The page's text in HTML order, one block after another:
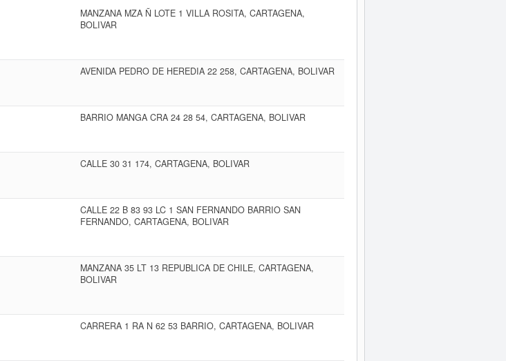
MANZANA MZA Ñ LOTE 1 VILLA ROSITA, CARTAGENA,
BOLIVAR
AVENIDA PEDRO DE HEREDIA 22 258, CARTAGENA, BOLIVAR
BARRIO MANGA CRA 24 28 54, CARTAGENA, BOLIVAR
CALLE 30 31 174, CARTAGENA, BOLIVAR
CALLE 22 B 83 93 LC 1 SAN FERNANDO BARRIO SAN
FERNANDO, CARTAGENA, BOLIVAR
MANZANA 35 LT 13 REPUBLICA DE CHILE, CARTAGENA,
BOLIVAR
CARRERA 1 RA N 62 53 BARRIO, CARTAGENA, BOLIVAR